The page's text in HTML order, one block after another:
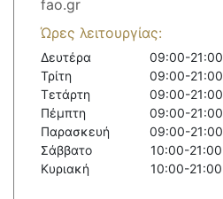
fao.gr
Ώρες λειτουργίας:
Δευτέρα
09:00-21:00
Τρίτη
09:00-21:00
Τετάρτη
09:00-21:00
Πέμπτη
09:00-21:00
Παρασκευή
09:00-21:00
Σάββατο
10:00-21:00
Κυριακή
10:00-21:00